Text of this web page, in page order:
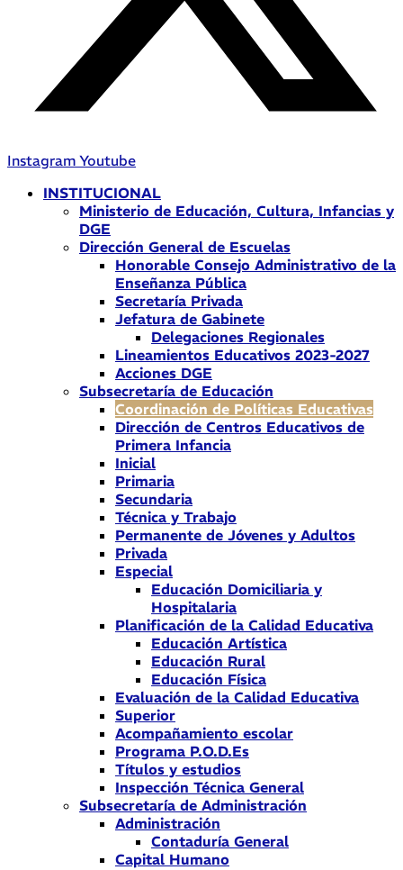
Instagram Youtube
INSTITUCIONAL
Ministerio de Educación, Cultura, Infancias y
DGE
Dirección General de Escuelas
Honorable Consejo Administrativo de la
Enseñanza Pública
Secretaría Privada
Jefatura de Gabinete
Delegaciones Regionales
Lineamientos Educativos 2023-2027
Acciones DGE
Subsecretaría de Educación
Coordinación de Políticas Educativas
Dirección de Centros Educativos de
Primera Infancia
Inicial
Primaria
Secundaria
Técnica y Trabajo
Permanente de Jóvenes y Adultos
Privada
Especial
Educación Domiciliaria y
Hospitalaria
Planificación de la Calidad Educativa
Educación Artística
Educación Rural
Educación Física
Evaluación de la Calidad Educativa
Superior
Acompañamiento escolar
Programa P.O.D.Es
Títulos y estudios
Inspección Técnica General
Subsecretaría de Administración
Administración
Contaduría General
Capital Humano